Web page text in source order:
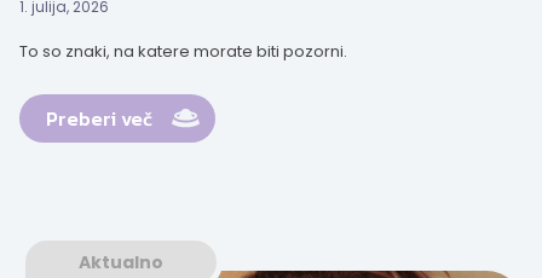
1. julija, 2026
To so znaki, na katere morate biti pozorni.
Preberi več
Aktualno